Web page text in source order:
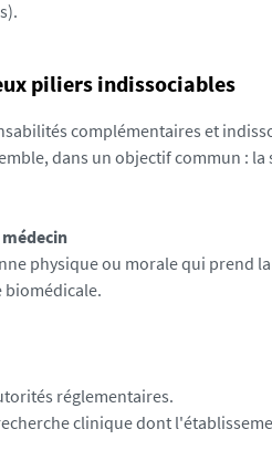
piliers indissociables
complémentaires et
dans un objectif commun : la
physique ou morale qui prend
biomédicale.
réglementaires.
clinique dont